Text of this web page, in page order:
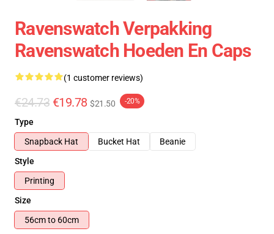
Ravenswatch Verpakking
Ravenswatch Hoeden En Caps
(1 customer reviews)
€24.73 €19.78 $21.50 -20%
Type
Snapback Hat
Bucket Hat
Beanie
Style
Printing
Size
56cm to 60cm